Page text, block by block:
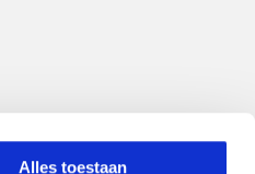
Alles toestaan